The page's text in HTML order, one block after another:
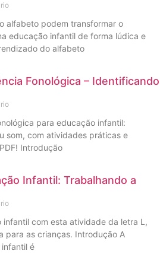
alfabeto podem transformar o
educação infantil de forma lúdica e
do alfabeto
Fonológica – Identificando
para educação infantil:
som, com atividades práticas e
Introdução
Infantil: Trabalhando a
com esta atividade da letra L,
para as crianças. Introdução A
é